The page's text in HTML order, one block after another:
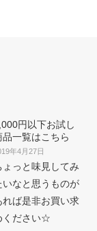
円以下お試し
品一覧はこちら
年4月27日
ょっと味見してみ
いなと思うものが
れば是非お買い求
ください☆